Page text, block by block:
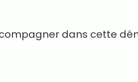
dans cette